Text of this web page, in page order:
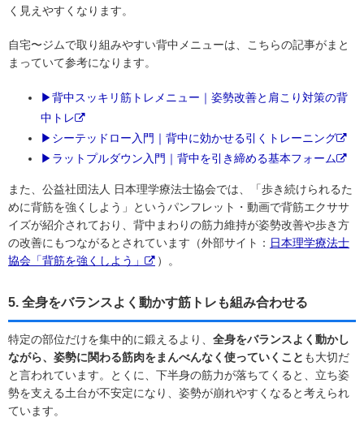
く見えやすくなります。
自宅〜ジムで取り組みやすい背中メニューは、こちらの記事がまと
まっていて参考になります。
▶背中スッキリ筋トレメニュー｜姿勢改善と肩こり対策の背
中トレ
▶シーテッドロー入門｜背中に効かせる引くトレーニング
▶ラットプルダウン入門｜背中を引き締める基本フォーム
また、公益社団法人 日本理学療法士協会では、「歩き続けられるた
めに背筋を強くしよう」というパンフレット・動画で背筋エクササ
イズが紹介されており、背中まわりの筋力維持が姿勢改善や歩き方
の改善にもつながるとされています（外部サイト： 日本理学療法士
協会「背筋を強くしよう」
）。
5. 全身をバランスよく動かす筋トレも組み合わせる
特定の部位だけを集中的に鍛えるより、 全身をバランスよく動かし
ながら、姿勢に関わる筋肉をまんべんなく使っていくこと も大切だ
と言われています。とくに、下半身の筋力が落ちてくると、立ち姿
勢を支える土台が不安定になり、姿勢が崩れやすくなると考えられ
ています。